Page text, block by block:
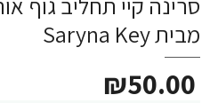
מבית Saryna Key
₪50.00